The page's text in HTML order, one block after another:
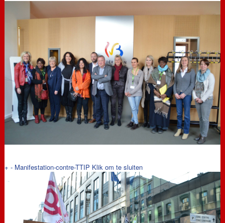
+ - Manifestation-contre-TTIP Klik om te sluiten